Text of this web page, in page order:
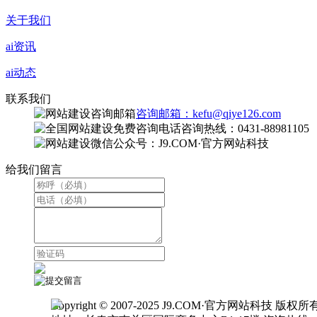
关于我们
ai资讯
ai动态
联系我们
咨询邮箱：kefu@qiye126.com
咨询热线：0431-88981105
微信公众号：J9.COM·官方网站科技
给我们留言
Copyright © 2007-2025 J9.COM·官方网站科技 版权所